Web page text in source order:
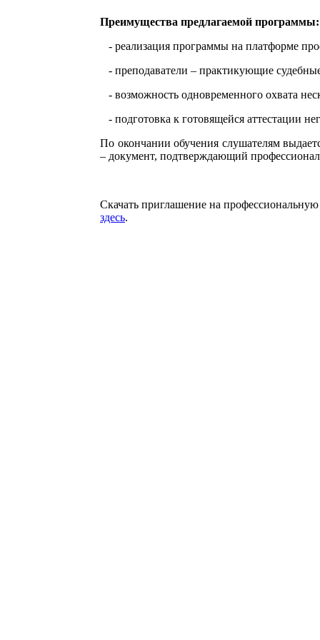
Преимущества предлагаемой программы:
- реализация программы на платформе
- преподаватели – практикующие
- возможность одновременного охвата
- подготовка к готовящейся аттестации
По окончании обучения слушателям
– документ, подтверждающий
Скачать приглашение на
здесь.